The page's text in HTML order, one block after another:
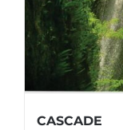
CASCADE